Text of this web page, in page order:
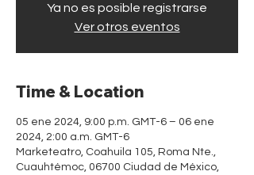
Ya no es posible registrarse
Ver otros eventos
Time & Location
05 ene 2024, 9:00 p.m. GMT-6 – 06 ene
2024, 2:00 a.m. GMT-6
Marketeatro, Coahuila 105, Roma Nte.,
Cuauhtémoc, 06700 Ciudad de México,